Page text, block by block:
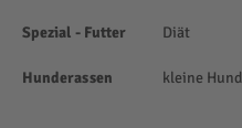
Spezial - Futter Diät
Hunderassen kleine